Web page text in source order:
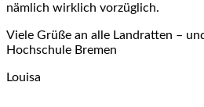
nämlich wirklich vorzüglich.
Viele Grüße an alle Landratten –
Hochschule Bremen
Louisa